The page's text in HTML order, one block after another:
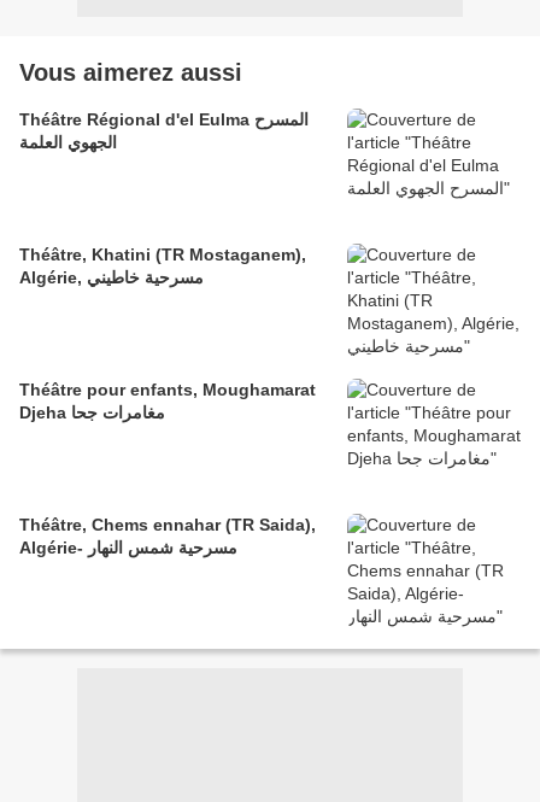
Vous aimerez aussi
Théâtre Régional d'el Eulma المسرح
الجهوي العلمة
Théâtre, Khatini (TR Mostaganem),
Algérie, مسرحية خاطيني
Théâtre pour enfants, Moughamarat
Djeha مغامرات جحا
Théâtre, Chems ennahar (TR Saida),
Algérie- مسرحية شمس النهار